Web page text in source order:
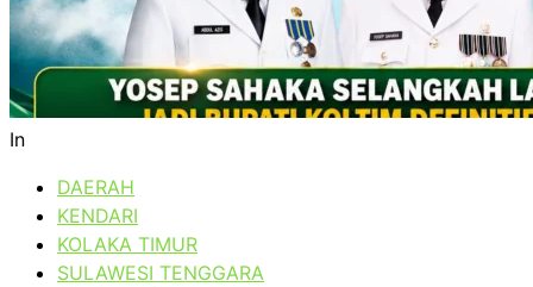
In
DAERAH
KENDARI
KOLAKA TIMUR
SULAWESI TENGGARA